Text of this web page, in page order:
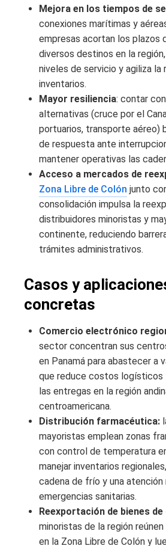
Mejora en los tiempos de
conexiones marítimas y
empresas acortan los plazos
diversos destinos en la
niveles de servicio y agiliza la
inventarios.
Mayor resiliencia: contar
alternativas (cruce por el
portuarios, transporte aéreo)
de respuesta ante
mantener operativas las
Acceso a mercados de
Zona Libre de Colón junto
consolidación impulsa la
distribuidores minoristas y
continente, reduciendo
trámites administrativos.
Casos y
concretas
Comercio electrónico
sector concentran sus
en Panamá para abastecer a
que reduce costos
las entregas en la región
centroamericana.
Distribución farmacéutica:
mayoristas emplean zonas
con control de temperatura
manejar inventarios
cadena de frío y una atención
emergencias sanitarias.
Reexportación de bienes
minoristas de la región
en la Zona Libre de Colón y